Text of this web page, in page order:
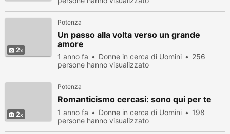
2
Potenza
Un passo alla volta verso un grande
amore
1 anno fa Donne in cerca di Uomini
256
persone hanno visualizzato
2
Potenza
Romanticismo cercasi: sono qui per te
1 anno fa Donne in cerca di Uomini
198
persone hanno visualizzato